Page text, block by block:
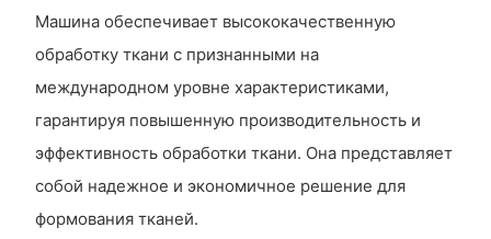
Машина обеспечивает высококачественную
обработку ткани с признанными на
международном уровне характеристиками,
гарантируя повышенную производительность и
эффективность обработки ткани. Она представляет
собой надежное и экономичное решение для
формования тканей.